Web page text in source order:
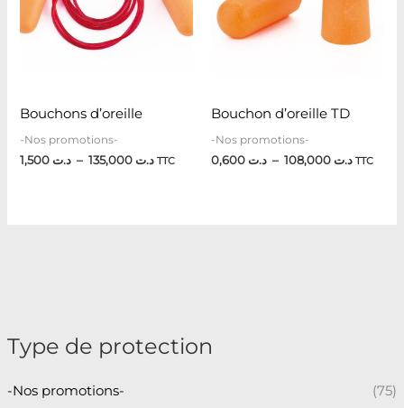
Type de protection
-Nos promotions- (75)
Bouchons d’oreille
-Nos promotions-
د.ت1,500 – د.ت135,000 TTC
Bouchon d’oreille TD
-Nos promotions-
د.ت – د.ت TTC